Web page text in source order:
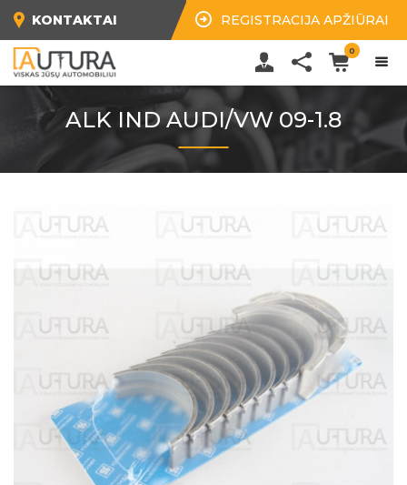
KONTAKTAI REGISTRACIJA APŽIŪRAI
0
ALK IND AUDI/VW 09-1.8